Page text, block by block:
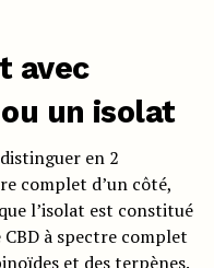
avec
un isolat
en 2
complet d’un côté,
l’isolat est constitué
à spectre complet
et des terpènes.